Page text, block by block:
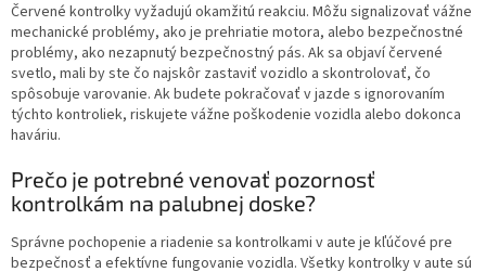
Červené kontrolky vyžadujú okamžitú reakciu. Môžu signalizovať vážne
mechanické problémy, ako je prehriatie motora, alebo bezpečnostné
problémy, ako nezapnutý bezpečnostný pás. Ak sa objaví červené
svetlo, mali by ste čo najskôr zastaviť vozidlo a skontrolovať, čo
spôsobuje varovanie. Ak budete pokračovať v jazde s ignorovaním
týchto kontroliek, riskujete vážne poškodenie vozidla alebo dokonca
haváriu.
Prečo je potrebné venovať pozornosť
kontrolkám na palubnej doske?
Správne pochopenie a riadenie sa kontrolkami v aute je kľúčové pre
bezpečnosť a efektívne fungovanie vozidla. Všetky kontrolky v aute sú